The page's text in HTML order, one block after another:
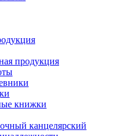
продукция
книжки
канцелярский